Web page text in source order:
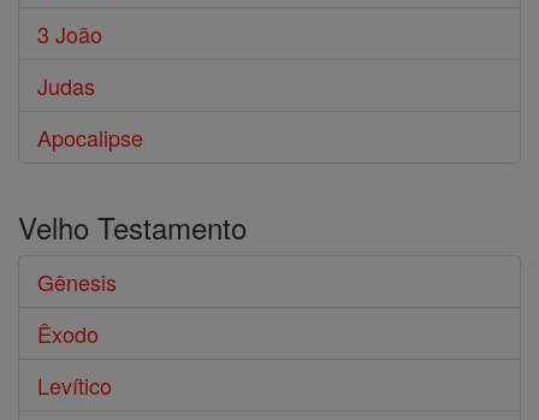
3 João
Judas
Apocalipse
Velho Testamento
Gênesis
Êxodo
Levítico